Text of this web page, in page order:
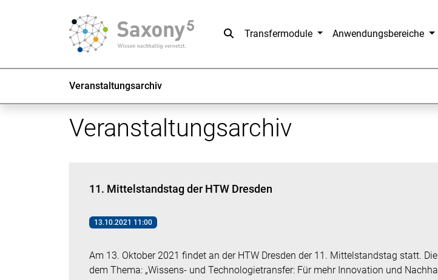
SucheTransfermodule Anwendungsbereiche
Veranstaltungsarchiv
Veranstaltungsarchiv
11. Mittelstandstag der HTW Dresden
13.10.2021 11:00
Am 13. Oktober 2021 findet an der HTW Dresden der 11. Mittelstandstag statt.
dem Thema: „Wissens- und Technologietransfer: Für mehr Innovation und